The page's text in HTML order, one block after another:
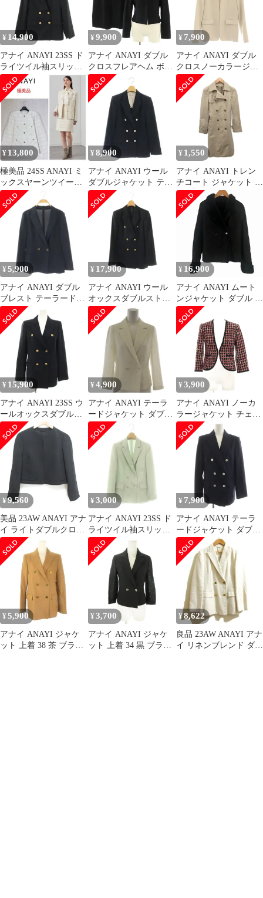
¥ 14,900
アナイ ANAYI 23SS ド
ライツイル袖スリット
ジャケット テーラード
ジャケット ダブル 34
ダークネイビー /DF
■OS
¥ 9,900
アナイ ANAYI ダブル
クロスフレアヘム ボリ
ュームスリーブジャケ
ット スカート セットア
ップ 36 黒 ブラック /SS
¥ 7,900
アナイ ANAYI ダブル
クロスノーカラージャ
ケット 38 ライトグレー
ジュ /ES ■OS
¥ 13,800
極美品 24SS ANAYI ミ
ックスヤーンツイード4
ポケット ジャケット 40
¥ 8,900
アナイ ANAYI ウール
ダブルジャケット テー
ラードジャケット 36 ネ
イビー /ES ■OS
¥ 1,550
アナイ ANAYI トレン
チコート ジャケット ミ
ドル丈 ダブル べージュ
38 約M
¥ 5,900
アナイ ANAYI ダブル
ブレスト テーラードジ
ャケット 36 ネイビー
/HK ■OS
¥ 17,900
アナイ ANAYI ウール
オックスダブルストラ
イプ裏ジャケット テー
ラード 36 ネイビー /CX
■OS ■SH
¥ 16,900
アナイ ANAYI ムート
ンジャケット ダブル 長
袖 羊革 レザー 黒 ブラ
ック 38 M相当
¥ 15,900
アナイ ANAYI 23SS ウ
ールオックスダブルジ
ャケット テーラードジ
ャケット ダブル 38 紺
ネイビー 10231710150
/YT
¥ 4,900
アナイ ANAYI テーラ
ードジャケット ダブル
薄手 透け感 シースルー
34 白 ホワイト ショー
ト 102017-10-130-01-
340 /AP
¥ 3,900
アナイ ANAYI ノーカ
ラージャケット チェッ
ク柄 紺 ネイビー 赤 レ
ッド /LP
¥9,560
美品 23AW ANAYI アナ
イ ライトダブルクロス
ノーカラージャケット
サイズ36 ブラック レデ
ィース 古着 中古 USED
¥ 3,000
アナイ ANAYI 23SS ド
ライツイル袖スリット
ジャケット テーラード
ダブル 34 緑 グリーン
/AT ■OS
¥ 7,900
アナイ ANAYI テーラ
ードジャケット ダブル
裏地ストライプ ウール
36 紺 ネイビー 102017-
10-120-65-360 /AN51
¥ 5,900
アナイ ANAYI ジャケ
ット 上着 38 茶 ブラウ
¥ 3,700
アナイ ANAYI ジャケ
ット 上着 34 黒 ブラッ
¥8,622
良品 23AW ANAYI アナ
イ リネンブレンド ダブ